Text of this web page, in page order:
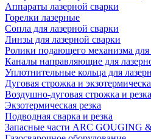
Аппараты лазерной сварки
Горелки лазерные
Сопла для лазерной сварки
Линзы для лазерной сварки
Ролики подающего механизма для
Каналы направляющие для
Уплотнительные кольца для
Дуговая строжка и
Воздушно-дуговая строжка и резка
Экзотермическая резка
Подводная сварка и резка
Запасные части ARC GOUGING